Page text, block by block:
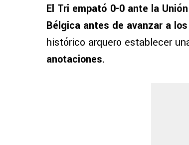
El Tri empató 0-0 ante la
Bélgica antes de avanzar a
histórico arquero establecer
anotaciones.